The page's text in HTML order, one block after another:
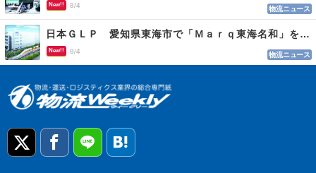
New!! 8/4 物流ニュース
日本ＧＬＰ 愛知県東海市で「Ｍａｒｑ東海名和」を開発
New!! 8/4 物流ニュース